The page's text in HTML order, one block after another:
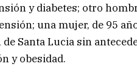
y diabetes; otro
una mujer, de 95
Santa Lucia sin
y obesidad.